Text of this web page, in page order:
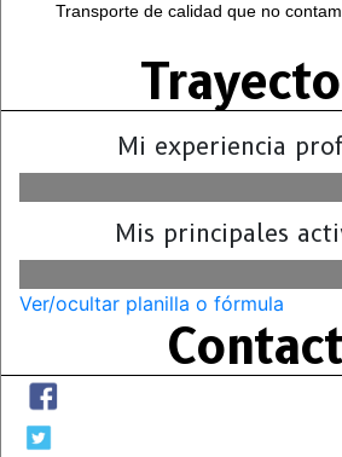
Transporte de calidad que no
Mi experiencia
Mis principales
Ver/ocultar planilla o fórmula